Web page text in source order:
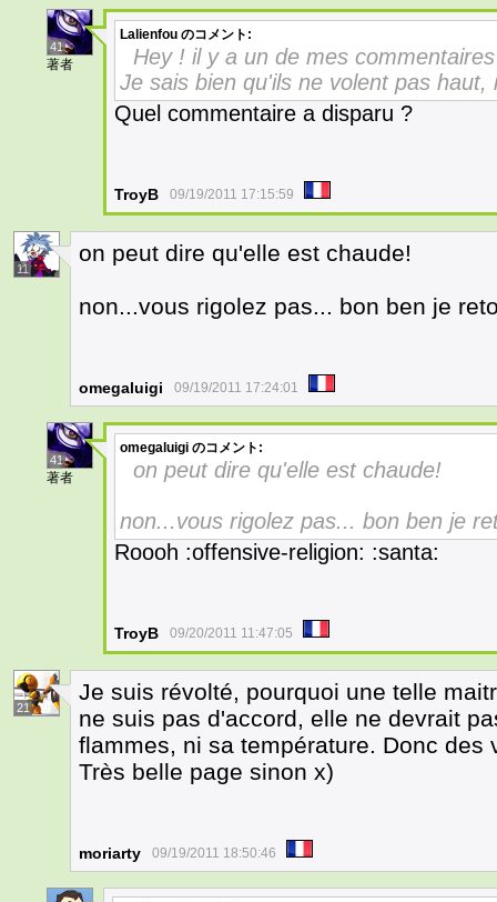
41
著者
Lalienfou のコメント:
Hey ! il y a un de mes
Je sais bien qu'ils ne volent pas
Quel commentaire a disparu ?
TroyB 09/19/2011 17:15:59
11
on peut dire qu'elle est chaude!
non...vous rigolez pas... bon ben je
omegaluigi 09/19/2011 17:24:01
41
著者
omegaluigi のコメント:
on peut dire qu'elle est chaude!
non...vous rigolez pas... bon ben je
Roooh :offensive-religion: :santa:
TroyB 09/20/2011 11:47:05
21
Je suis révolté, pourquoi une telle
ne suis pas d'accord, elle ne devrait
flammes, ni sa température. Donc des
Très belle page sinon x)
moriarty 09/19/2011 18:50:46